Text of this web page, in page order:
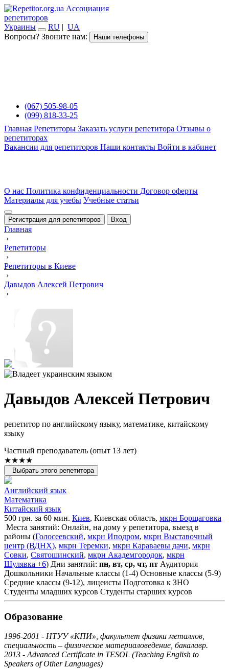
Ассоциация
репетиторов
Украины
RU | UA
Вопросы? Звоните нам:
Наши телефоны
(067) 505-98-05
(099) 818-33-25
Главная Репетиторы Заказать услуги репетитора Отзывы о
репетиторах
Вакансии для репетиторов Наши контакты Войти в кабинет
О нас Политика конфиденциальности Договор оферты
Материалы для учебы Учебные статьи
Регистрация для репетиторов Вход
Главная
›
Репетиторы
›
Репетиторы в Киеве
›
Давыдов Алексей Петрович
›
Давыдов Алексей Петрович
репетитор по английскому языку, математике, китайскому
языку
Частный преподаватель (опыт 13 лет)
★★★★
Выбрать этого репетитора
Английский язык
Математика
Китайский язык
500 грн. за 60 мин. Киев, Киевская область, мкрн Борщаговка
Места занятий: Онлайн, на дому у репетитора, выезд в
районы (Голосеевский, мкрн Иподром, мкрн Выставочный
центр (ВДНХ), мкрн Теремки, мкрн Караваевы дачи, мкрн
Совки, Святошинский, мкрн Академгородок, мкрн
Шулявка +6) Дни занятий: пн, вт, ср, чт, пт Аудитория
Дошкольники Начальные классы (1-4) Основные классы (5-9)
Средние классы (9-12), лицеисты Подготовка к ЗНО
Студенты младших курсов Студенты старших курсов
Образование
1996-2001 - НТУУ «КПИ», факультет физики металлов,
специальность – физическое материаловедение, бакалавр.
2013 - Advanced Certificate in TESOL (Teaching English to
Speakers of Other Languages)